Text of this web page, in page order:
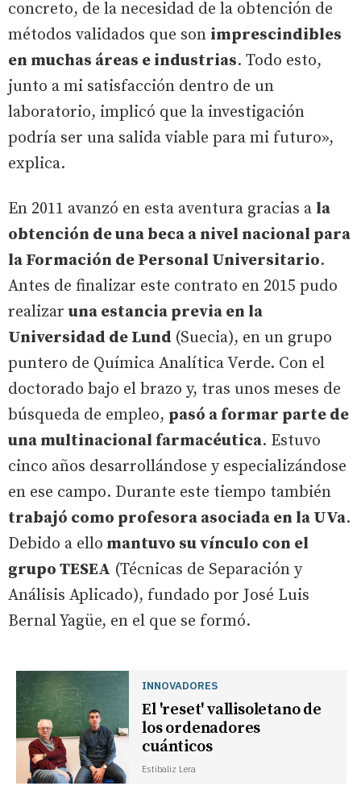
concreto, de la necesidad de la obtención de
métodos validados que son imprescindibles
en muchas áreas e industrias. Todo esto,
junto a mi satisfacción dentro de un
laboratorio, implicó que la investigación
podría ser una salida viable para mi futuro»,
explica.
En 2011 avanzó en esta aventura gracias a la
obtención de una beca a nivel nacional para
la Formación de Personal Universitario.
Antes de finalizar este contrato en 2015 pudo
realizar una estancia previa en la
Universidad de Lund (Suecia), en un grupo
puntero de Química Analítica Verde. Con el
doctorado bajo el brazo y, tras unos meses de
búsqueda de empleo, pasó a formar parte de
una multinacional farmacéutica. Estuvo
cinco años desarrollándose y especializándose
en ese campo. Durante este tiempo también
trabajó como profesora asociada en la UVa.
Debido a ello mantuvo su vínculo con el
grupo TESEA (Técnicas de Separación y
Análisis Aplicado), fundado por José Luis
Bernal Yagüe, en el que se formó.
INNOVADORES
El 'reset' vallisoletano de
los ordenadores
cuánticos
Estibaliz Lera